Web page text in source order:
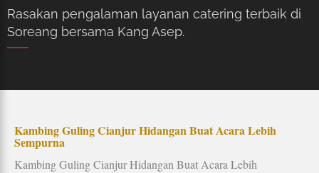
Rasakan pengalaman layanan catering terbaik di
Soreang bersama Kang Asep.
Kambing Guling Cianjur Hidangan Buat Acara Lebih
Sempurna
Kambing Guling Cianjur Hidangan Buat Acara Lebih